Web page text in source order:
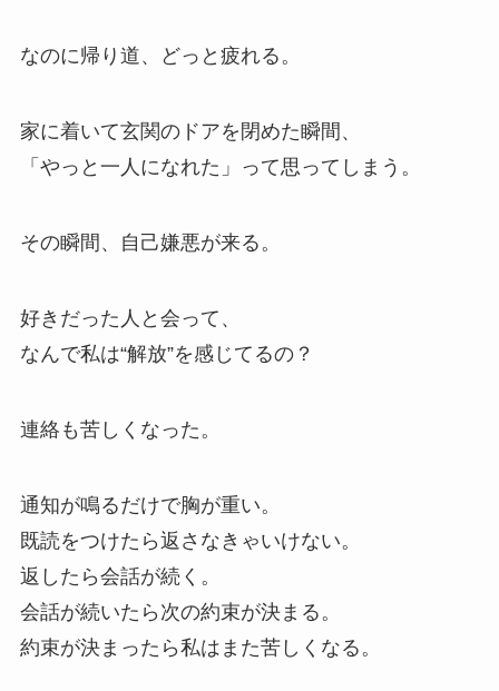
なのに帰り道、どっと疲れる。
家に着いて玄関のドアを閉めた瞬間、
「やっと一人になれた」って思ってしまう。
その瞬間、自己嫌悪が来る。
好きだった人と会って、
なんで私は“解放”を感じてるの？
連絡も苦しくなった。
通知が鳴るだけで胸が重い。
既読をつけたら返さなきゃいけない。
返したら会話が続く。
会話が続いたら次の約束が決まる。
約束が決まったら私はまた苦しくなる。